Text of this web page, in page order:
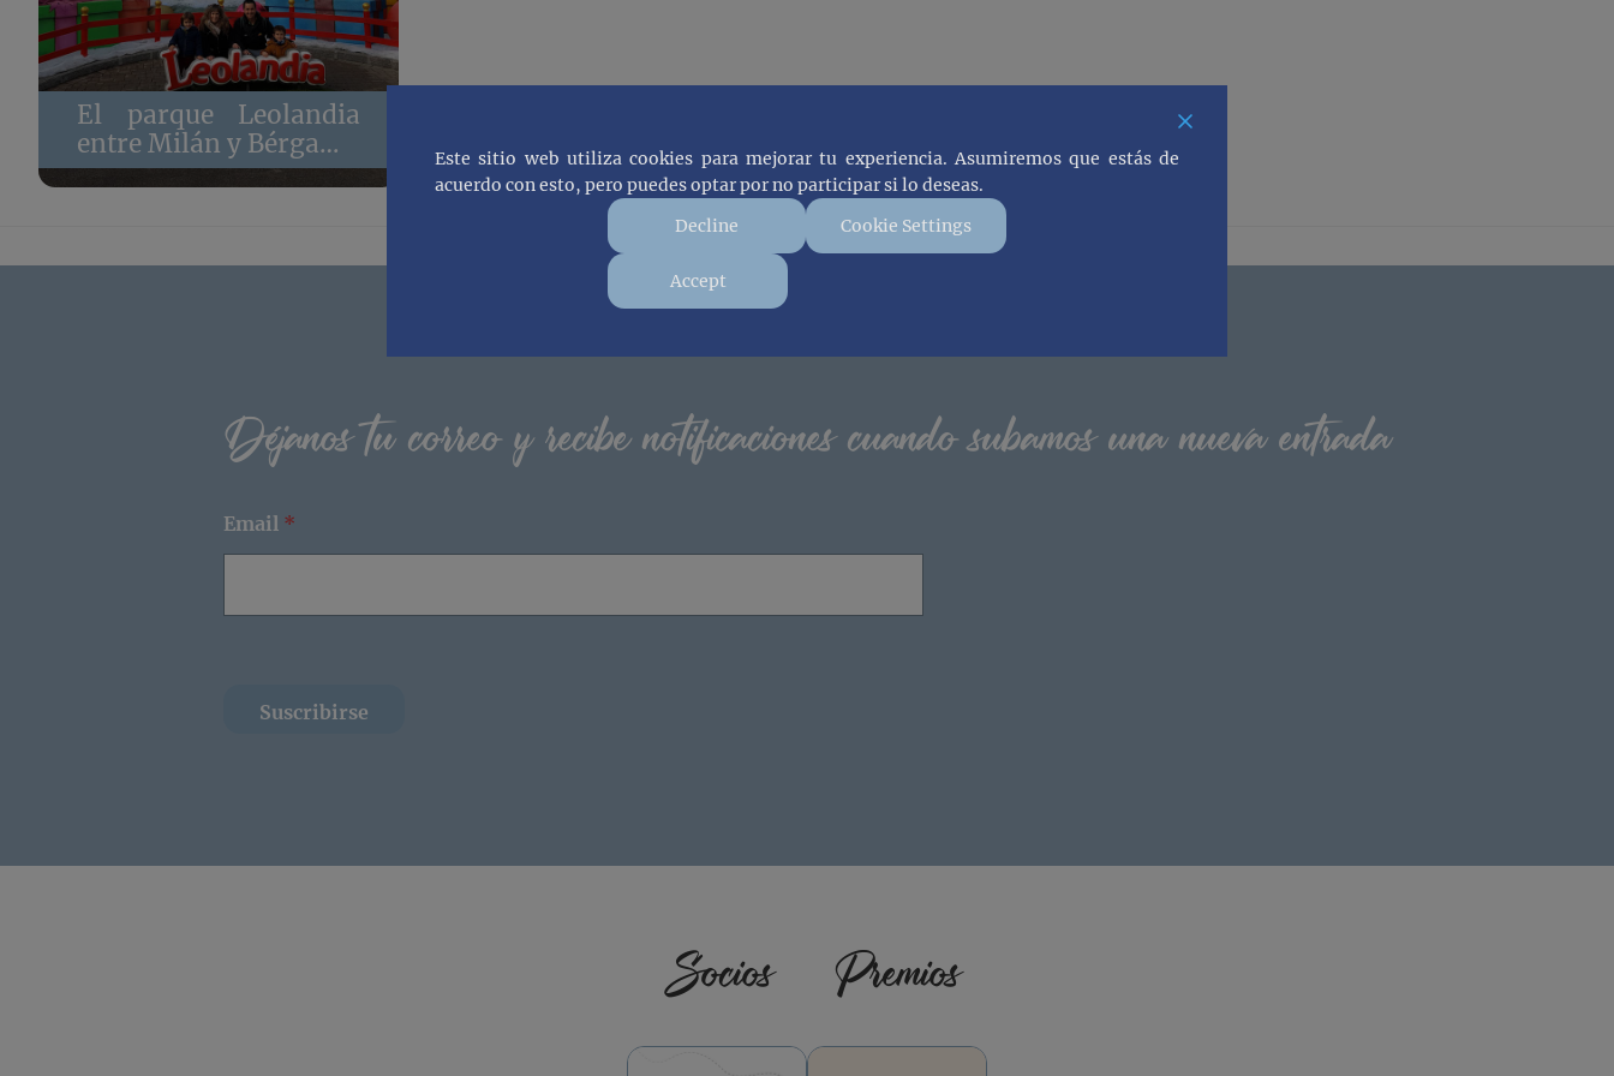
El parque Leolandia
entre Milán y Bérgamo
con niños
Footer
Déjanos tu correo y recibe notificaciones cuando subamos una nueva entrada
Email *
Suscribirse
Socios Premios
Este sitio web utiliza cookies para mejorar tu experiencia. Asumiremos que estás de
acuerdo con esto, pero puedes optar por no participar si lo deseas.
Decline
Cookie Settings
Accept